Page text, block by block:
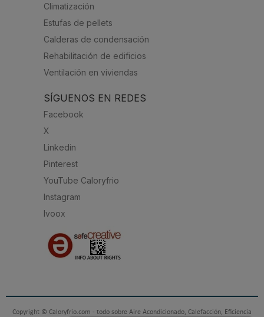
Climatización
Estufas de pellets
Calderas de condensación
Rehabilitación de edificios
Ventilación en viviendas
SÍGUENOS EN REDES
Facebook
X
Linkedin
Pinterest
YouTube Caloryfrio
Instagram
Ivoox
Copyright © Caloryfrio.com - todo sobre Aire Acondicionado, Calefacción, Eficiencia